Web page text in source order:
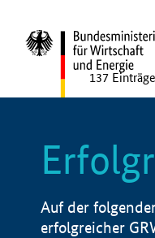
137 Einträge
Auf der
erfolgreicher